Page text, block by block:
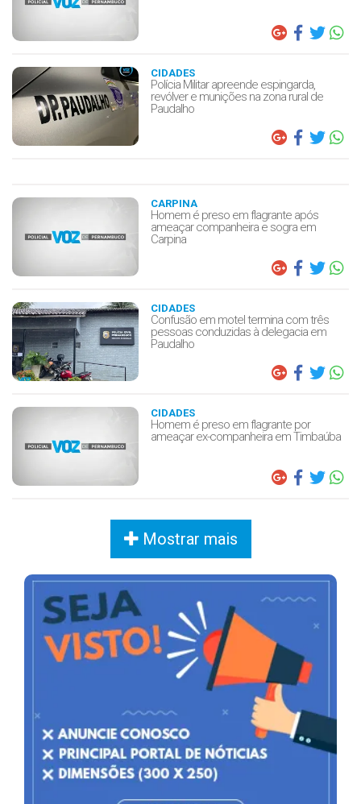
CIDADES
Polícia Militar apreende espingarda,
revólver e munições na zona rural de
Paudalho
CARPINA
Homem é preso em flagrante após
ameaçar companheira e sogra em
Carpina
CIDADES
Confusão em motel termina com três
pessoas conduzidas à delegacia em
Paudalho
CIDADES
Homem é preso em flagrante por
ameaçar ex-companheira em Timbaúba
Mostrar mais